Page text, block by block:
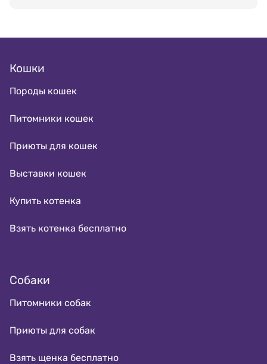
Кошки
Породы кошек
Питомники кошек
Приюты для кошек
Выставки кошек
Купить котенка
Взять котенка бесплатно
Собаки
Питомники собак
Приюты для собак
Взять щенка бесплатно